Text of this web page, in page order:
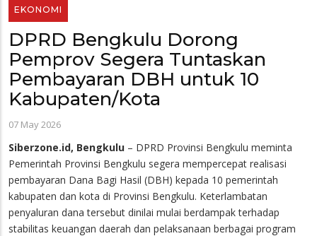
EKONOMI
DPRD Bengkulu Dorong
Pemprov Segera Tuntaskan
Pembayaran DBH untuk 10
Kabupaten/Kota
07 May 2026
Siberzone.id, Bengkulu – DPRD Provinsi Bengkulu meminta
Pemerintah Provinsi Bengkulu segera mempercepat realisasi
pembayaran Dana Bagi Hasil (DBH) kepada 10 pemerintah
kabupaten dan kota di Provinsi Bengkulu. Keterlambatan
penyaluran dana tersebut dinilai mulai berdampak terhadap
stabilitas keuangan daerah dan pelaksanaan berbagai program